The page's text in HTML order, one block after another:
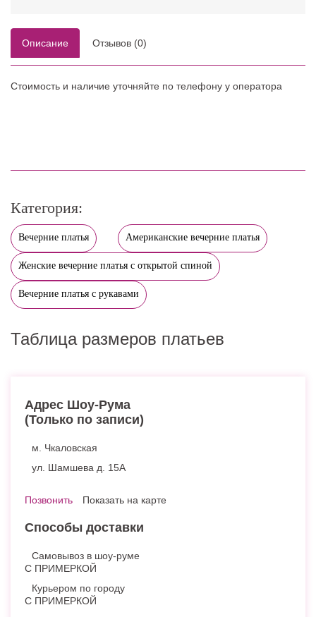
Описание Отзывов (0)
Стоимость и наличие уточняйте по телефону у оператора
Категория:
Вечерние платья Американские вечерние платья
Женские вечерние платья с открытой спиной
Вечерние платья с рукавами
Таблица размеров платьев
Адрес Шоу-Рума
(Только по записи)
м. Чкаловская
ул. Шамшева д. 15А
Позвонить Показать на карте
Способы доставки
Самовывоз в шоу-руме
С ПРИМЕРКОЙ
Курьером по городу
С ПРИМЕРКОЙ